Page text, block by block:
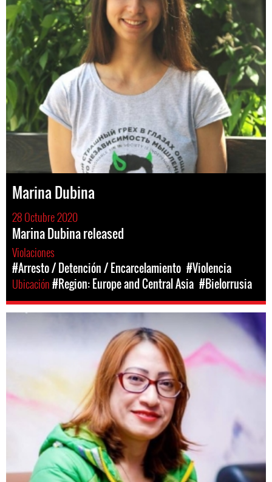
Marina Dubina
28 Octubre 2020
Marina Dubina released
Violaciones
#Arresto / Detención / Encarcelamiento #Violencia
Ubicación#Region: Europe and Central Asia #Bielorrusia